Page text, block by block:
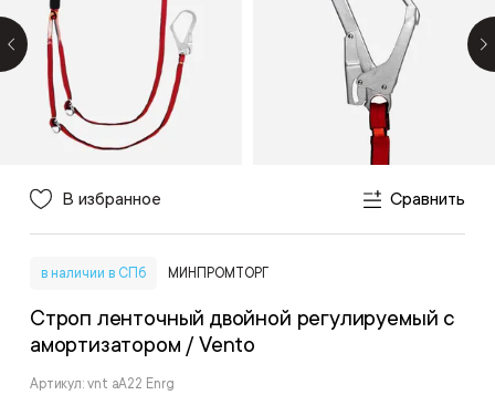
В избранное Сравнить
в наличии в СПб МИНПРОМТОРГ
Строп ленточный двойной регулируемый с
амортизатором / Vento
Артикул: vnt aA22 Enrg